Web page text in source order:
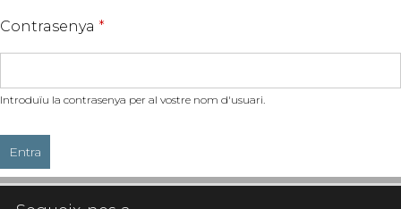
Contrasenya *
Introduïu la contrasenya per al vostre nom d'usuari.